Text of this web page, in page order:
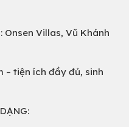
Onsen Villas, Vũ Khánh
– tiện ích đầy đủ, sinh